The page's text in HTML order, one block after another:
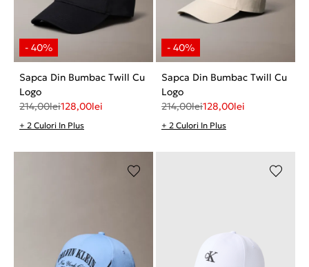
Sapca Din Bumbac Twill Cu
Logo
214,00lei128,00lei
+ 2 Culori In Plus
Sapca Din Bumbac Twill Cu
Logo
214,00lei128,00lei
+ 2 Culori In Plus